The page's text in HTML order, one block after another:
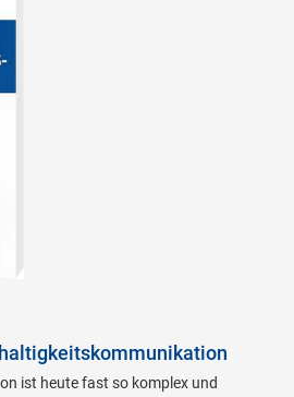
ist heute fast so komplex und